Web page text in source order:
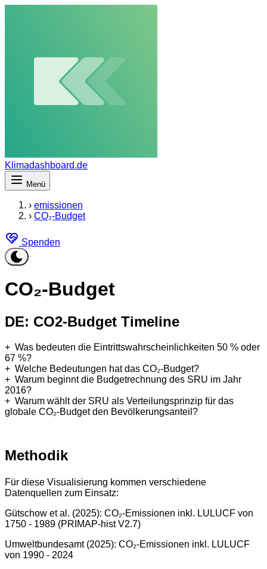
Klimadashboard.de
Menü
› emissionen
› CO₂-Budget
Spenden
CO₂-Budget
DE: CO2-Budget Timeline
Was bedeuten die Eintrittswahrscheinlichkeiten 50 % oder
67 %?
Welche Bedeutungen hat das CO₂-Budget?
Warum beginnt die Budgetrechnung des SRU im Jahr
2016?
Warum wählt der SRU als Verteilungsprinzip für das
globale CO₂-Budget den Bevölkerungsanteil?
Methodik
Für diese Visualisierung kommen verschiedene
Datenquellen zum Einsatz:
Gütschow et al. (2025): CO₂-Emissionen inkl. LULUCF von
1750 - 1989 (PRIMAP-hist V2.7)
Umweltbundesamt (2025): CO₂-Emissionen inkl. LULUCF
von 1990 - 2024